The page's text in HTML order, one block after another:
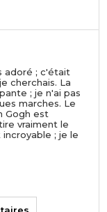
adoré ; c'était
cherchais. La
; je n'ai pas
marches. Le
Gogh est
vraiment le
; je le